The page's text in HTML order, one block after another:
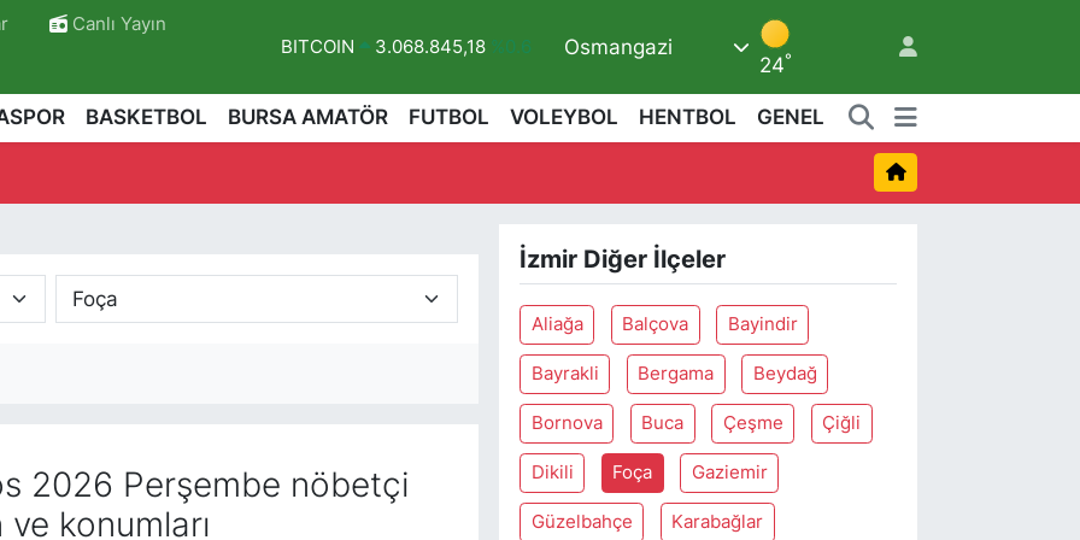
Canlı Yayın
BITCOIN 3.068.845,18 %0.66
DOLAR
47,5971 %0.05
%0
Osmangazi
24°
BASKETBOL BURSA AMATÖR FUTBOL VOLEYBOL HENTBOL GENEL
2026 Perşembe nöbetçi
konumları
İzmir Diğer İlçeler
Aliağa Balçova Bayindir
Bayrakli Bergama Beydağ
Bornova Buca Çeşme Çiğli
Dikili Foça Gaziemir
Güzelbahçe Karabağlar